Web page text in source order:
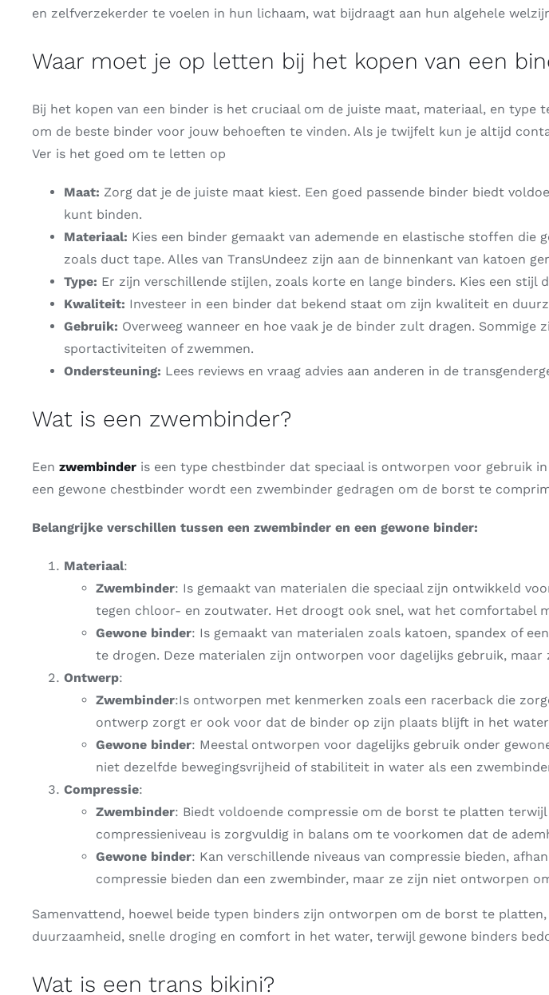
en zelfverzekerder te voelen in hun lichaam, wat bijdraagt aan hun algehele
Waar moet je op letten bij het kopen van een
Bij het kopen van een binder is het cruciaal om de juiste maat, materiaal, en
om de beste binder voor jouw behoeften te vinden. Als je twijfelt kun je altijd
Ver is het goed om te letten op
Maat: Zorg dat je de juiste maat kiest. Een goed passende binder biedt
kunt binden.
Materiaal: Kies een binder gemaakt van ademende en elastische stoffen
zoals duct tape. Alles van TransUndeez zijn aan de binnenkant van katoen
Type: Er zijn verschillende stijlen, zoals korte en lange binders. Kies een
Kwaliteit: Investeer in een binder dat bekend staat om zijn kwaliteit en
Gebruik: Overweeg wanneer en hoe vaak je de binder zult dragen.
sportactiviteiten of zwemmen.
Ondersteuning: Lees reviews en vraag advies aan anderen in de
Wat is een zwembinder?
Een zwembinderis een type chestbinder dat speciaal is ontworpen voor gebruik
een gewone chestbinder wordt een zwembinder gedragen om de borst te
Belangrijke verschillen tussen een zwembinder en een gewone binder:
Materiaal:
Zwembinder: Is gemaakt van materialen die speciaal zijn ontwikkeld
tegen chloor- en zoutwater. Het droogt ook snel, wat het comfortabel
Gewone binder: Is gemaakt van materialen zoals katoen, spandex of
te drogen. Deze materialen zijn ontworpen voor dagelijks gebruik,
Ontwerp:
Zwembinder:Is ontworpen met kenmerken zoals een racerback die
ontwerp zorgt er ook voor dat de binder op zijn plaats blijft in het
Gewone binder: Meestal ontworpen voor dagelijks gebruik onder
niet dezelfde bewegingsvrijheid of stabiliteit in water als een
Compressie:
Zwembinder: Biedt voldoende compressie om de borst te platten
compressieniveau is zorgvuldig in balans om te voorkomen dat de
Gewone binder: Kan verschillende niveaus van compressie bieden,
compressie bieden dan een zwembinder, maar ze zijn niet ontworpen
Samenvattend, hoewel beide typen binders zijn ontworpen om de borst te
duurzaamheid, snelle droging en comfort in het water, terwijl gewone binders
Wat is een trans bikini?